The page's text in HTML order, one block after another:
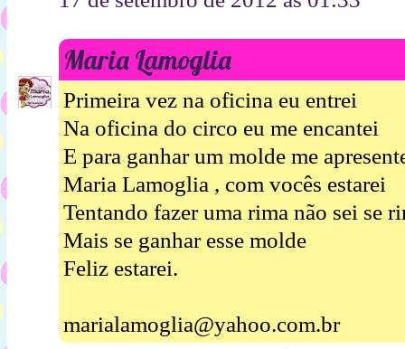
Maria Lamoglia
Primeira vez na oficina eu entrei
Na oficina do circo eu me encantei
E para ganhar um molde me
Maria Lamoglia , com vocês estarei
Tentando fazer uma rima não sei se
Mais se ganhar esse molde
Feliz estarei.
marialamoglia@yahoo.com.br